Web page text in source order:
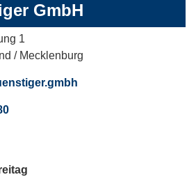
GmbH
1
/ Mecklenburg